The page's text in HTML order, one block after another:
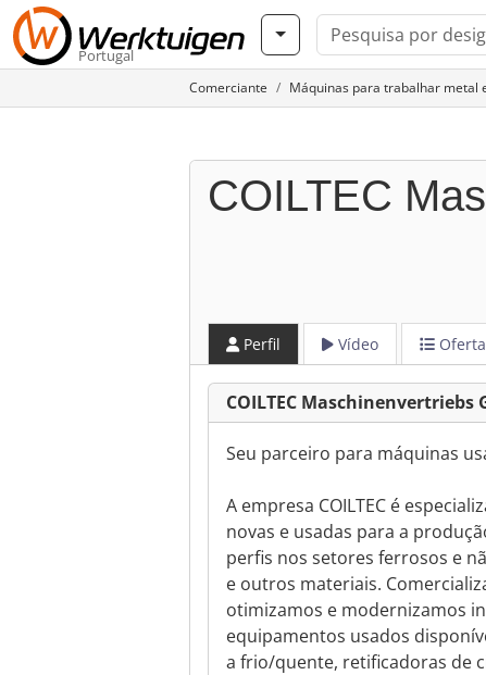
Portugal
Comerciante Máquinas para trabalhar metal
COILTEC
Perfil Vídeo
COILTEC Maschinenvertriebs
Seu parceiro para máquinas
A empresa COILTEC é
novas e usadas para a
perfis nos setores ferrosos e
e outros materiais.
otimizamos e modernizamos
equipamentos usados
a frio/quente, retificadoras de